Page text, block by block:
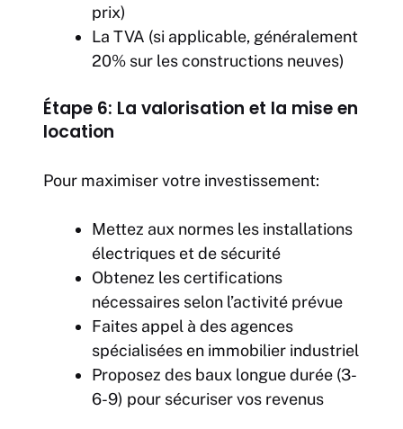
prix)
La TVA (si applicable, généralement
20% sur les constructions neuves)
Étape 6: La valorisation et la mise en
location
Pour maximiser votre investissement:
Mettez aux normes les installations
électriques et de sécurité
Obtenez les certifications
nécessaires selon l’activité prévue
Faites appel à des agences
spécialisées en immobilier industriel
Proposez des baux longue durée (3-
6-9) pour sécuriser vos revenus